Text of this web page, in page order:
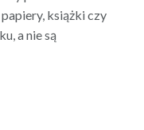
książki czy
a nie są